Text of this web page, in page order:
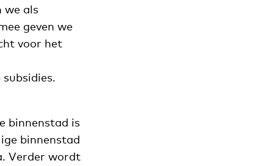
we als
geven we
voor het
binnenstad is
binnenstad
Verder wordt